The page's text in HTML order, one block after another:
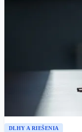
DLHY A RIEŠENIA